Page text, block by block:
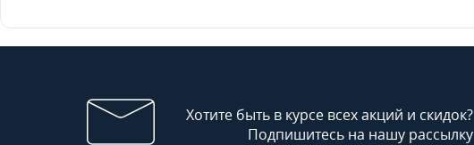
Хотите быть в курсе всех акций и скидок?
Подпишитесь на нашу рассылку